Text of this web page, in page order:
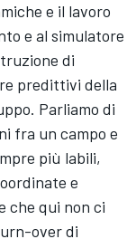
e il lavoro
e al simulatore
di
predittivi della
Parliamo di
fra un campo e
più labili,
e
che qui non ci
over di